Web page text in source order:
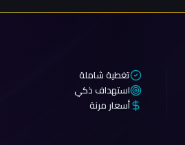
تغطية شاملة
استهداف ذكي
أسعار مرنة